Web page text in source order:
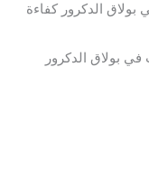
الدكرور كفاءة
بولاق الدكرور